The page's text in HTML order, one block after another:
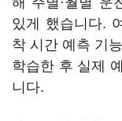
있게 했습니다.
착 시간 예측 기
학습한 후 실제
니다.